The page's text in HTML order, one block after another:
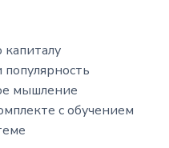
мышление
с обучением